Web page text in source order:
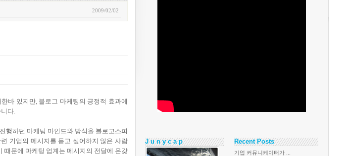
2009/02/02
바 있지만, 블로그 마케팅의 긍정적 효과에
다.
행하던 마케팅 마인드와 방식을 블로고스피
기업의 메시지를 듣고 싶어하지 않은 사람
때문에 마케팅 업계는 메시지의 전달에 온갖
J u n y c a p Recent Posts
기업 커뮤니케이터가 ...